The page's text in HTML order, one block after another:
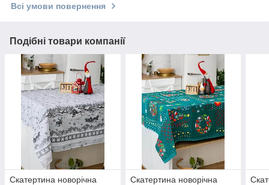
Всі умови повернення
Подібні товари компанії
Скатертина новорічна
Скатертина новорічна